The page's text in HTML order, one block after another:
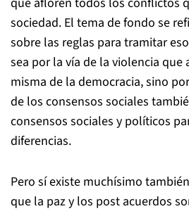
sociedad. El tema de fondo se
sobre las reglas para tramitar
sea por la vía de la violencia
misma de la democracia, sino
de los consensos sociales
consensos sociales y políticos
diferencias.
Pero sí existe muchísimo
que la paz y los post acuerdos